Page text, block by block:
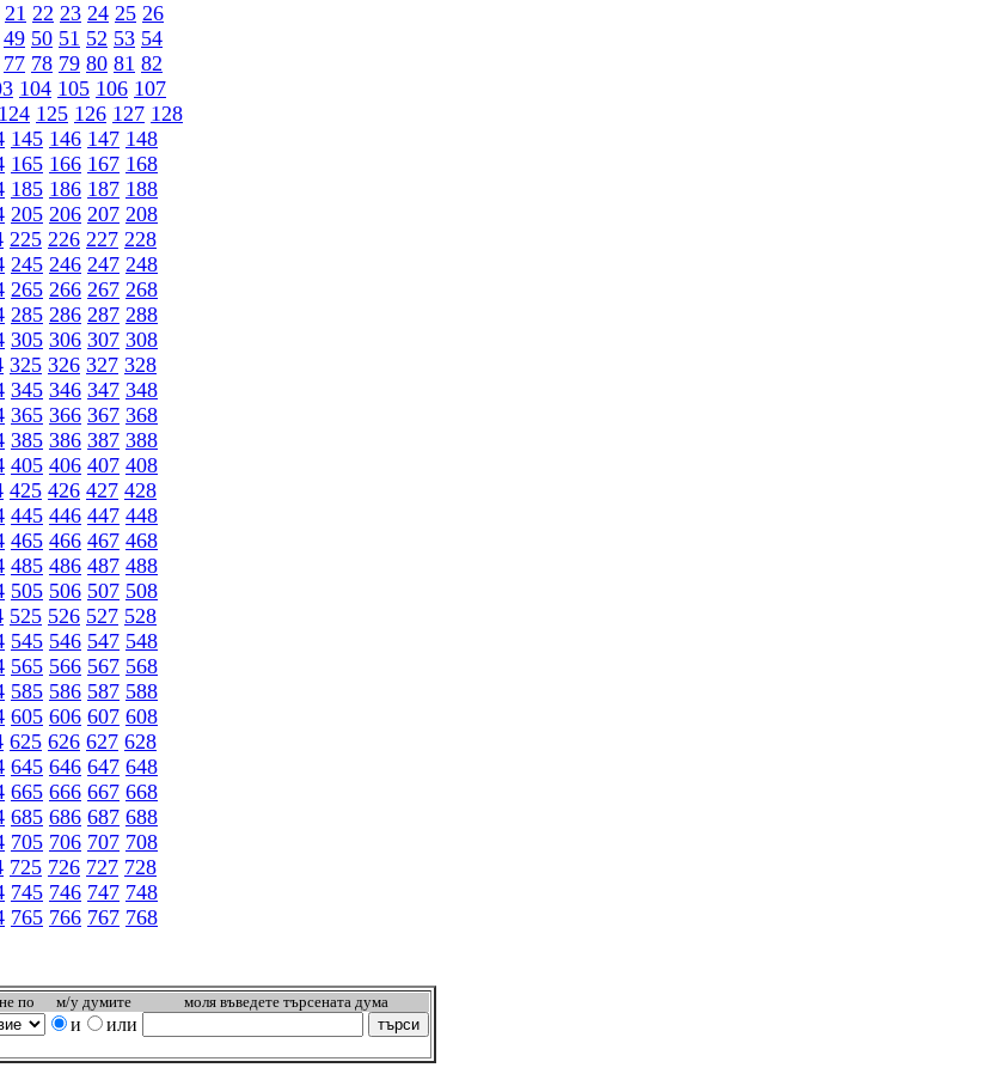
21 22 23 24 25 26
49 50 51 52 53 54
77 78 79 80 81 82
104 105 106 107
124 125 126 127 128
145 146 147 148
165 166 167 168
185 186 187 188
205 206 207 208
225 226 227 228
245 246 247 248
265 266 267 268
285 286 287 288
305 306 307 308
325 326 327 328
345 346 347 348
365 366 367 368
385 386 387 388
405 406 407 408
425 426 427 428
445 446 447 448
465 466 467 468
485 486 487 488
505 506 507 508
525 526 527 528
545 546 547 548
565 566 567 568
585 586 587 588
605 606 607 608
625 626 627 628
645 646 647 648
665 666 667 668
685 686 687 688
705 706 707 708
725 726 727 728
745 746 747 748
765 766 767 768
по м/у думите моля въведете търсената дума
и или